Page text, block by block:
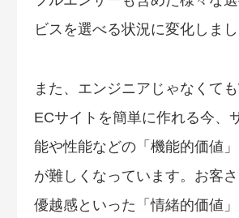
ビスを選べる状況に変化しまし
また、エンジニアじゃなくても
ECサイトを簡単に作れる今、
能や性能などの「機能的価値
が難しくなっています。お客
優越感といった「情緒的価値